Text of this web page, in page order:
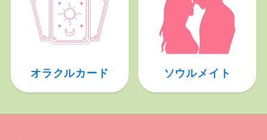
オラクルカード ソウルメイト